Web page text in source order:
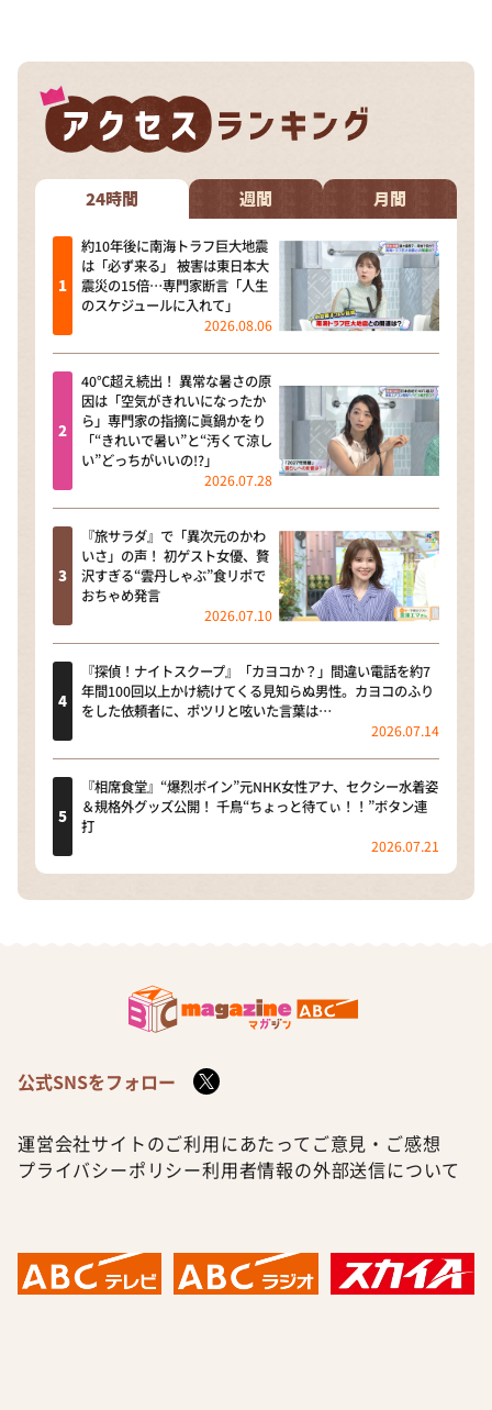
24時間 週間 月間
約10年後に南海トラフ巨大地震
は「必ず来る」 被害は東日本大
震災の15倍…専門家断言「人生
のスケジュールに入れて」
2026.08.06
40℃超え続出！ 異常な暑さの原
因は「空気がきれいになったか
ら」専門家の指摘に眞鍋かをり
「“きれいで暑い”と“汚くて涼し
い”どっちがいいの!?」
2026.07.28
『旅サラダ』で「異次元のかわ
いさ」の声！ 初ゲスト女優、贅
沢すぎる“雲丹しゃぶ”食リポで
おちゃめ発言
2026.07.10
『探偵！ナイトスクープ』「カヨコか？」間違い電話を約7
年間100回以上かけ続けてくる見知らぬ男性。カヨコのふり
をした依頼者に、ポツリと呟いた言葉は…
2026.07.14
『相席食堂』“爆烈ボイン”元NHK女性アナ、セクシー水着姿
＆規格外グッズ公開！ 千鳥“ちょっと待てぃ！！”ボタン連
打
2026.07.21
公式SNSをフォロー
運営会社サイトのご利用にあたって ご意見・ご感想
プライバシーポリシー利用者情報の外部送信について